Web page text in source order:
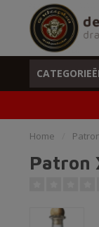
Unieke
Home
Patron